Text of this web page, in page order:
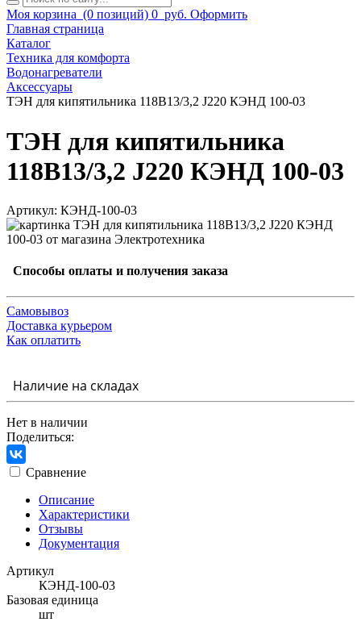
Моя корзина (0 позиций) 0 руб. Оформить
Главная страница
Каталог
Техника для комфорта
Водонагреватели
Аксессуары
ТЭН для кипятильника 118В13/3,2 J220 КЭНД 100-03
ТЭН для кипятильника
118В13/3,2 J220 КЭНД 100-03
Артикул: КЭНД-100-03
Способы оплаты и получения заказа
Самовывоз
Доставка курьером
Как оплатить
Наличие на складах
Нет в наличии
Поделиться:
Сравнение
Описание
Характеристики
Отзывы
Документация
Артикул
КЭНД-100-03
Базовая единица
шт